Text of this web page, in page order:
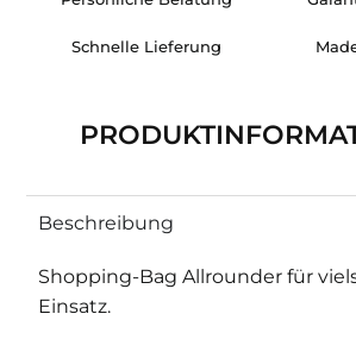
Schnelle Lieferung
Beschreibung
Shopping-Bag Allrounder für
Einsatz.